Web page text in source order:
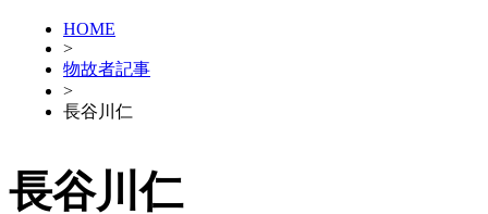
HOME
>
物故者記事
>
長谷川仁
長谷川仁